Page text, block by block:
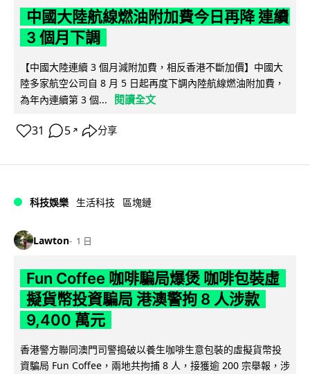
中國大陸航線燃油附加費今日再降 連續
3 個月下調
【中國大陸連續 3 個月減附加費，相反香港不斷加價】中國大
陸多家航空公司自 8 月 5 日起再度下調內陸航線燃油附加費，
為年內連續第 3 個...
閱讀全文
31 5 ↗ 分享
科技娛樂 生活科技 區塊鏈
Lawton 1 日
Fun Coffee 咖啡騙局爆煲 咖啡包裝虛
擬貨幣投資騙局 港澳警拘 8 人涉款
9,400 萬元
香港警方聯同澳門司警搗破以養生咖啡生意包裝的虛擬貨幣投
資騙局 Fun Coffee，兩地共拘捕 8 人，接獲逾 200 宗舉報，涉